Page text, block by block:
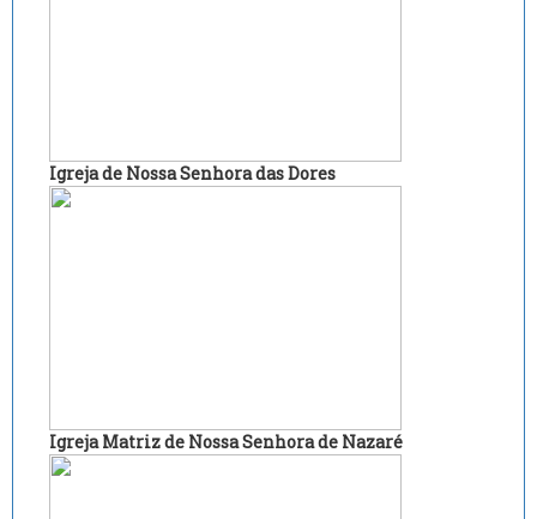
Igreja de Nossa Senhora das Dores
Igreja Matriz de Nossa Senhora de Nazaré